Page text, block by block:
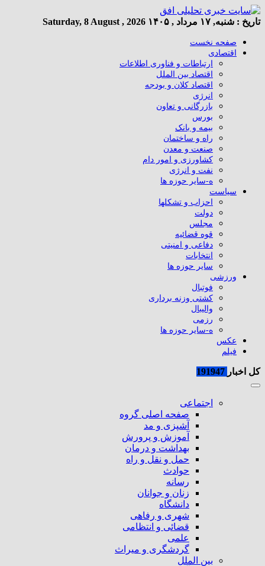
تاریخ : شنبه, ۱۷ مرداد , ۱۴۰۵ Saturday, 8 August , 2026
صفحه نخست
اقتصادی
ارتباطات و فناوری اطلاعات
اقتصاد بین الملل
اقتصاد کلان و بودجه
انرژی
بازرگانی و تعاون
بورس
بیمه و بانک
راه و ساختمان
صنعت و معدن
کشاورزی و امور دام
نفت و انرژی
ه-سایر حوزه ها
سیاست
احزاب و تشکلها
دولت
مجلس
قوه قضائیه
دفاعی و امنیتی
انتخابات
سایر حوزه ها
ورزشی
فوتبال
کشتی وزنه برداری
والیبال
رزمی
ه-سایر حوزه ها
عکس
فیلم
کل اخبار
اجتماعی
صفحه اصلی گروه
آشپزی و مد
آموزش و پرورش
بهداشت و درمان
حمل و نقل و راه
حوادث
رسانه
زنان و جوانان
دانشگاه
شهری و رفاهی
قضائی و انتظامی
علمی
گردشگری و میراث
بین الملل